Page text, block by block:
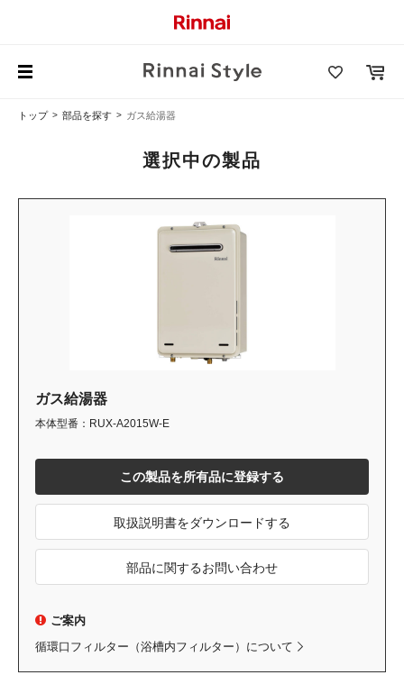
トップ 部品を探す ガス給湯器
選択中の製品
ガス給湯器
本体型番：RUX-A2015W-E
この製品を所有品に登録する
取扱説明書をダウンロードする
部品に関するお問い合わせ
ご案内
循環口フィルター（浴槽内フィルター）について